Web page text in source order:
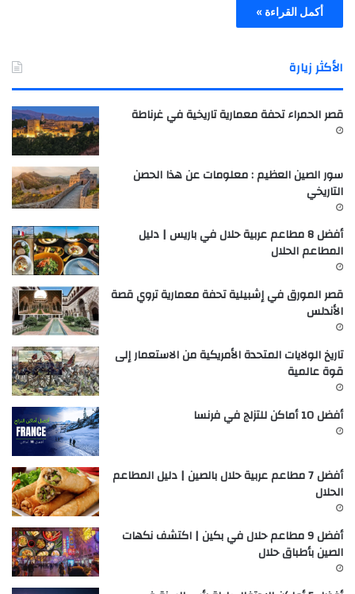
أكمل القراءة »
الأكثر زيارة
قصر الحمراء تحفة معمارية تاريخية في غرناطة
سور الصين العظيم : معلومات عن هذا الحصن
التاريخي
أفضل 8 مطاعم عربية حلال في باريس | دليل
المطاعم الحلال
قصر المورق في إشبيلية تحفة معمارية تروي قصة
الأندلس
تاريخ الولايات المتحدة الأمريكية من الاستعمار إلى
قوة عالمية
أفضل 10 أماكن للتزلج في فرنسا
أفضل 7 مطاعم عربية حلال بالصين | دليل المطاعم
الحلال
أفضل 9 مطاعم حلال في بكين | اكتشف نكهات
الصين بأطباق حلال